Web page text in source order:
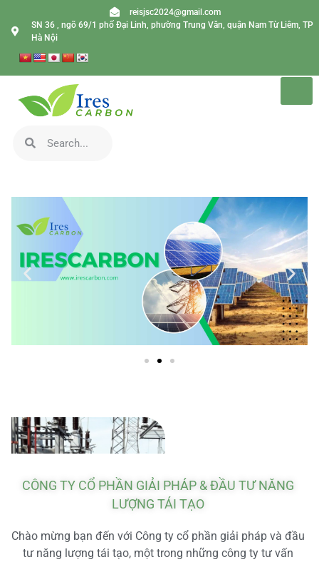
reisjsc2024@gmail.com
SN 36 , ngõ 69/1 phố Đại Linh, phường Trung Văn, quận Nam Từ Liêm, TP
Hà Nội
CÔNG TY CỔ PHẦN GIẢI PHÁP & ĐẦU TƯ NĂNG
LƯỢNG TÁI TẠO
Chào mừng bạn đến với Công ty cổ phần giải pháp và đầu
tư năng lượng tái tạo, một trong những công ty tư vấn